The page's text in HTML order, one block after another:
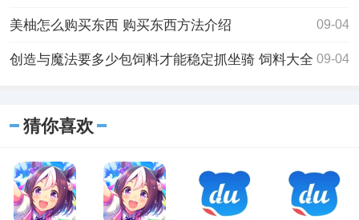
美柚怎么购买东西 购买东西方法介绍 09-04
创造与魔法要多少包饲料才能稳定抓坐骑 饲料大全 09-04
猜你喜欢